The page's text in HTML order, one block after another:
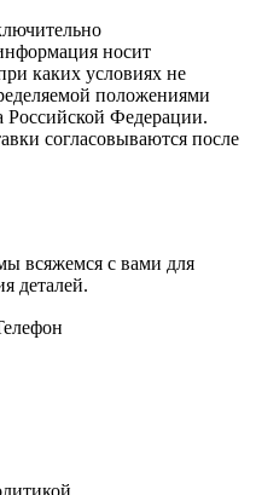
носит
каких условиях не
положениями
Российской Федерации.
согласовываются после
всяжемся с вами для
деталей.